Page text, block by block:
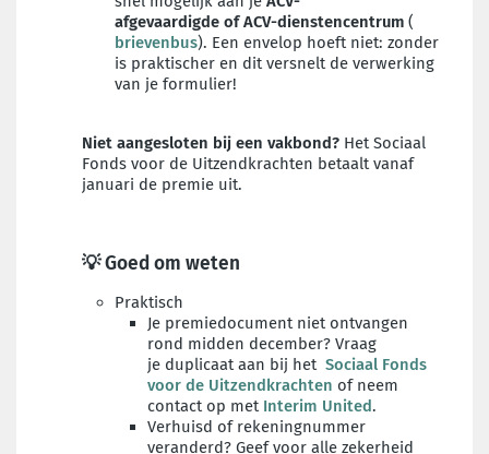
afgevaardigde ofACV-dienstencentrum (
brievenbus). Een envelop hoeft niet: zonder
is praktischer en dit versnelt de verwerking
van je formulier!
Niet aangesloten bij een vakbond? Het Sociaal
Fonds voor de Uitzendkrachten betaalt vanaf
januari de premie uit.
💡 Goed om weten
Praktisch
Je premiedocument niet ontvangen
rond midden december? Vraag
je duplicaat aan bij het Sociaal Fonds
voor de Uitzendkrachten of neem
contact op met Interim United.
Verhuisd of rekeningnummer
veranderd? Geef voor alle zekerheid